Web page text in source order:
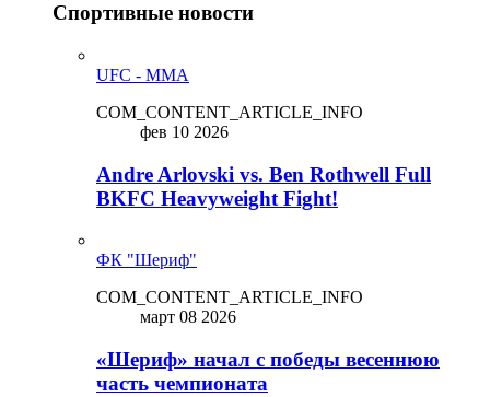
Спортивные новости
UFC - MMA
COM_CONTENT_ARTICLE_INFO
фев 10 2026
Andre Arlovski vs. Ben Rothwell Full
BKFC Heavyweight Fight!
ФК "Шериф"
COM_CONTENT_ARTICLE_INFO
март 08 2026
«Шериф» начал с победы весеннюю
часть чемпионата